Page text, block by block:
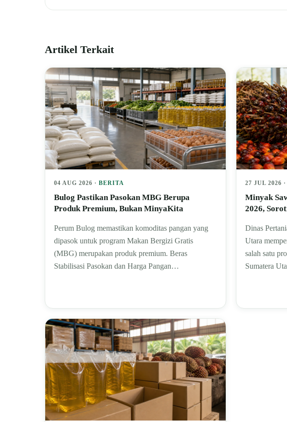
Artikel Terkait
04 AUG 2026 · BERITA
Bulog Pastikan Pasokan MBG Berupa
Produk Premium, Bukan MinyaKita
Perum Bulog memastikan komoditas pangan yang
dipasok untuk program Makan Bergizi Gratis
(MBG) merupakan produk premium. Beras
Stabilisasi Pasokan dan Harga Pangan…
27 JUL 2026
Minyak
2026,
Dinas
Utara
salah satu
Sumatera